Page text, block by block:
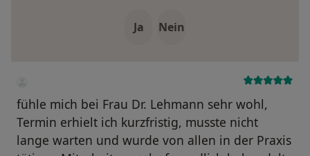
Ja Nein
fühle mich bei Frau Dr. Lehmann sehr wohl,
Termin erhielt ich kurzfristig, musste nicht
lange warten und wurde von allen in der Praxis